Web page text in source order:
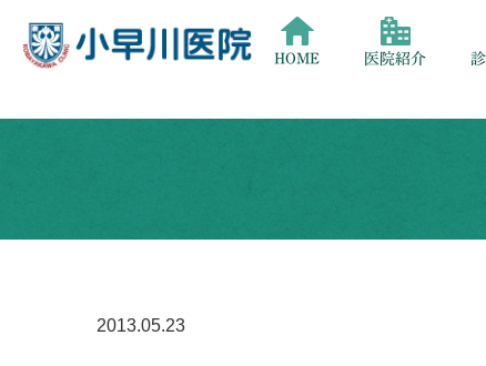
HOME 医院紹介
2013.05.23